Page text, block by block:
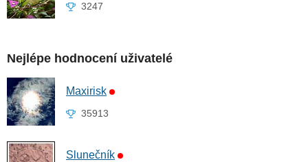
3247
Nejlépe hodnocení uživatelé
Maxirisk
35913
Slunečník